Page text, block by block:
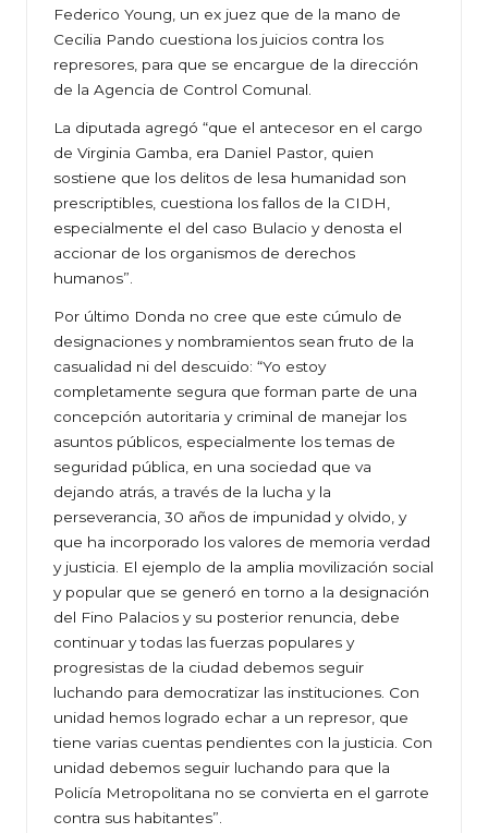
Federico Young, un ex juez que de la mano de
Cecilia Pando cuestiona los juicios contra los
represores, para que se encargue de la dirección
de la Agencia de Control Comunal.
La diputada agregó “que el antecesor en el cargo
de Virginia Gamba, era Daniel Pastor, quien
sostiene que los delitos de lesa humanidad son
prescriptibles, cuestiona los fallos de la CIDH,
especialmente el del caso Bulacio y denosta el
accionar de los organismos de derechos
humanos”.
Por último Donda no cree que este cúmulo de
designaciones y nombramientos sean fruto de la
casualidad ni del descuido: “Yo estoy
completamente segura que forman parte de una
concepción autoritaria y criminal de manejar los
asuntos públicos, especialmente los temas de
seguridad pública, en una sociedad que va
dejando atrás, a través de la lucha y la
perseverancia, 30 años de impunidad y olvido, y
que ha incorporado los valores de memoria verdad
y justicia. El ejemplo de la amplia movilización social
y popular que se generó en torno a la designación
del Fino Palacios y su posterior renuncia, debe
continuar y todas las fuerzas populares y
progresistas de la ciudad debemos seguir
luchando para democratizar las instituciones. Con
unidad hemos logrado echar a un represor, que
tiene varias cuentas pendientes con la justicia. Con
unidad debemos seguir luchando para que la
Policía Metropolitana no se convierta en el garrote
contra sus habitantes”.